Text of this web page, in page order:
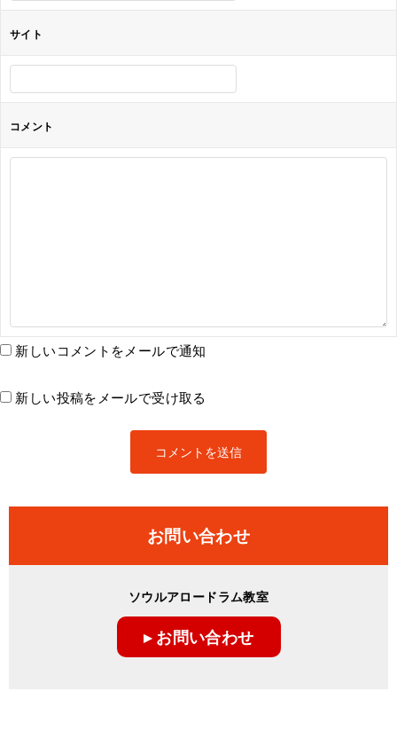
サイト
コメント
新しいコメントをメールで通知
新しい投稿をメールで受け取る
お問い合わせ
ソウルアロードラム教室
▸ お問い合わせ